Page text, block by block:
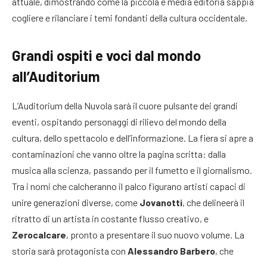
cogliere e rilanciare i temi fondanti della cultura occidentale.
Grandi ospiti e voci dal mondo
all’Auditorium
L’Auditorium della Nuvola sarà il cuore pulsante dei grandi
eventi, ospitando personaggi di rilievo del mondo della
cultura, dello spettacolo e dell’informazione. La fiera si apre a
contaminazioni che vanno oltre la pagina scritta: dalla
musica alla scienza, passando per il fumetto e il giornalismo.
Tra i nomi che calcheranno il palco figurano artisti capaci di
unire generazioni diverse, come Jovanotti, che delineerà il
ritratto di un artista in costante flusso creativo, e
Zerocalcare, pronto a presentare il suo nuovo volume. La
storia sarà protagonista con Alessandro Barbero, che